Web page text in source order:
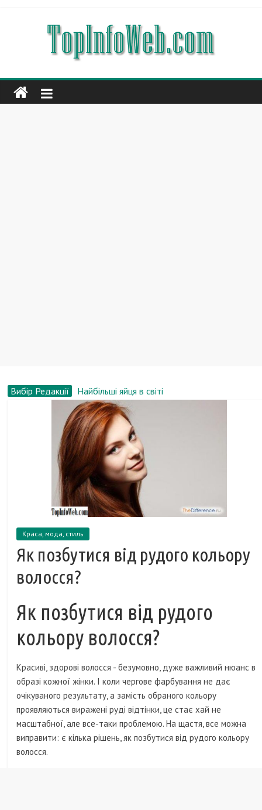
Вибір Редакції
Найбільші яйця в світі
Як вибирати сережки?
З чого роблять пиво?
Найбільші фінансові піраміди в історії
Меріл Стріп, біографія, новини, фото
Краса, мода, стиль
Як позбутися від рудого кольору
волосся?
Як позбутися від рудого
кольору волосся?
Красиві, здорові волосся - безумовно, дуже важливий нюанс в
образі кожної жінки. І коли чергове фарбування не дає
очікуваного результату, а замість обраного кольору
проявляються виражені руді відтінки, це стає хай не
масштабної, але все-таки проблемою. На щастя, все можна
виправити: є кілька рішень, як позбутися від рудого кольору
волосся.